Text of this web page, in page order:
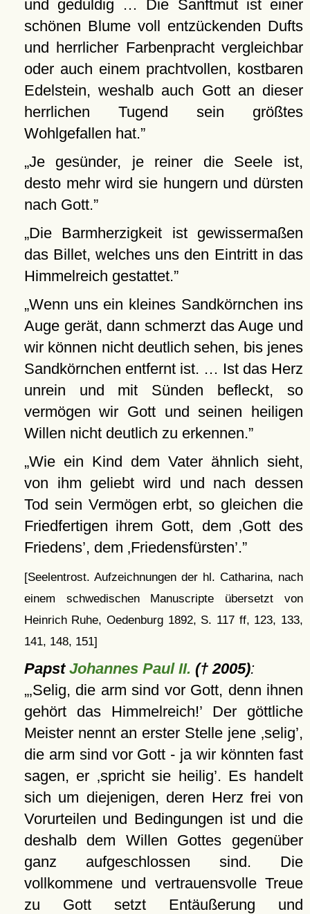
und geduldig … Die Sanftmut ist einer
schönen Blume voll entzückenden Dufts
und herrlicher Farbenpracht vergleichbar
oder auch einem prachtvollen, kostbaren
Edelstein, weshalb auch Gott an dieser
herrlichen Tugend sein größtes
Wohlgefallen hat.
Je gesünder, je reiner die Seele ist,
desto mehr wird sie hungern und dürsten
nach Gott.
Die Barmherzigkeit ist gewissermaßen
das Billet, welches uns den Eintritt in das
Himmelreich gestattet.
Wenn uns ein kleines Sandkörnchen ins
Auge gerät, dann schmerzt das Auge und
wir können nicht deutlich sehen, bis jenes
Sandkörnchen entfernt ist. … Ist das Herz
unrein und mit Sünden befleckt, so
vermögen wir Gott und seinen heiligen
Willen nicht deutlich zu erkennen.
Wie ein Kind dem Vater ähnlich sieht,
von ihm geliebt wird und nach dessen
Tod sein Vermögen erbt, so gleichen die
Friedfertigen ihrem Gott, dem
Gott des
Friedens , dem Friedensfürsten .
[Seelentrost. Aufzeichnungen der hl. Catharina, nach
einem schwedischen Manuscripte übersetzt von
Heinrich Ruhe, Oedenburg 1892, S. 117 ff, 123, 133,
141, 148, 151]
Papst Johannes Paul II. († 2005):
Selig, die arm sind vor Gott, denn ihnen
gehört das Himmelreich!Der göttliche
Meister nennt an erster Stelle jene selig ,
die arm sind vor Gott - ja wir könnten fast
sagen, er
spricht sie heilig . Es handelt
sich um diejenigen, deren Herz frei von
Vorurteilen und Bedingungen ist und die
deshalb dem Willen Gottes gegenüber
ganz aufgeschlossen sind. Die
vollkommene und vertrauensvolle Treue
zu Gott setzt Entäußerung und